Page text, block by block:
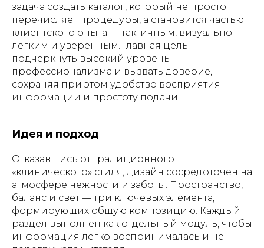
задача создать каталог, который не просто
перечисляет процедуры, а становится частью
клиентского опыта — тактичным, визуально
лёгким и уверенным. Главная цель —
подчеркнуть высокий уровень
профессионализма и вызвать доверие,
сохраняя при этом удобство восприятия
информации и простоту подачи.
Идея и подход
Отказавшись от традиционного
«клинического» стиля, дизайн сосредоточен на
атмосфере нежности и заботы. Пространство,
баланс и свет — три ключевых элемента,
формирующих общую композицию. Каждый
раздел выполнен как отдельный модуль, чтобы
информация легко воспринималась и не